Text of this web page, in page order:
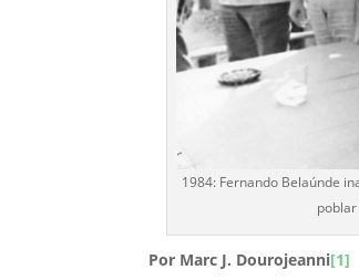
1984: Fernando Belaúnde
Por Marc J. Dourojeanni[1]